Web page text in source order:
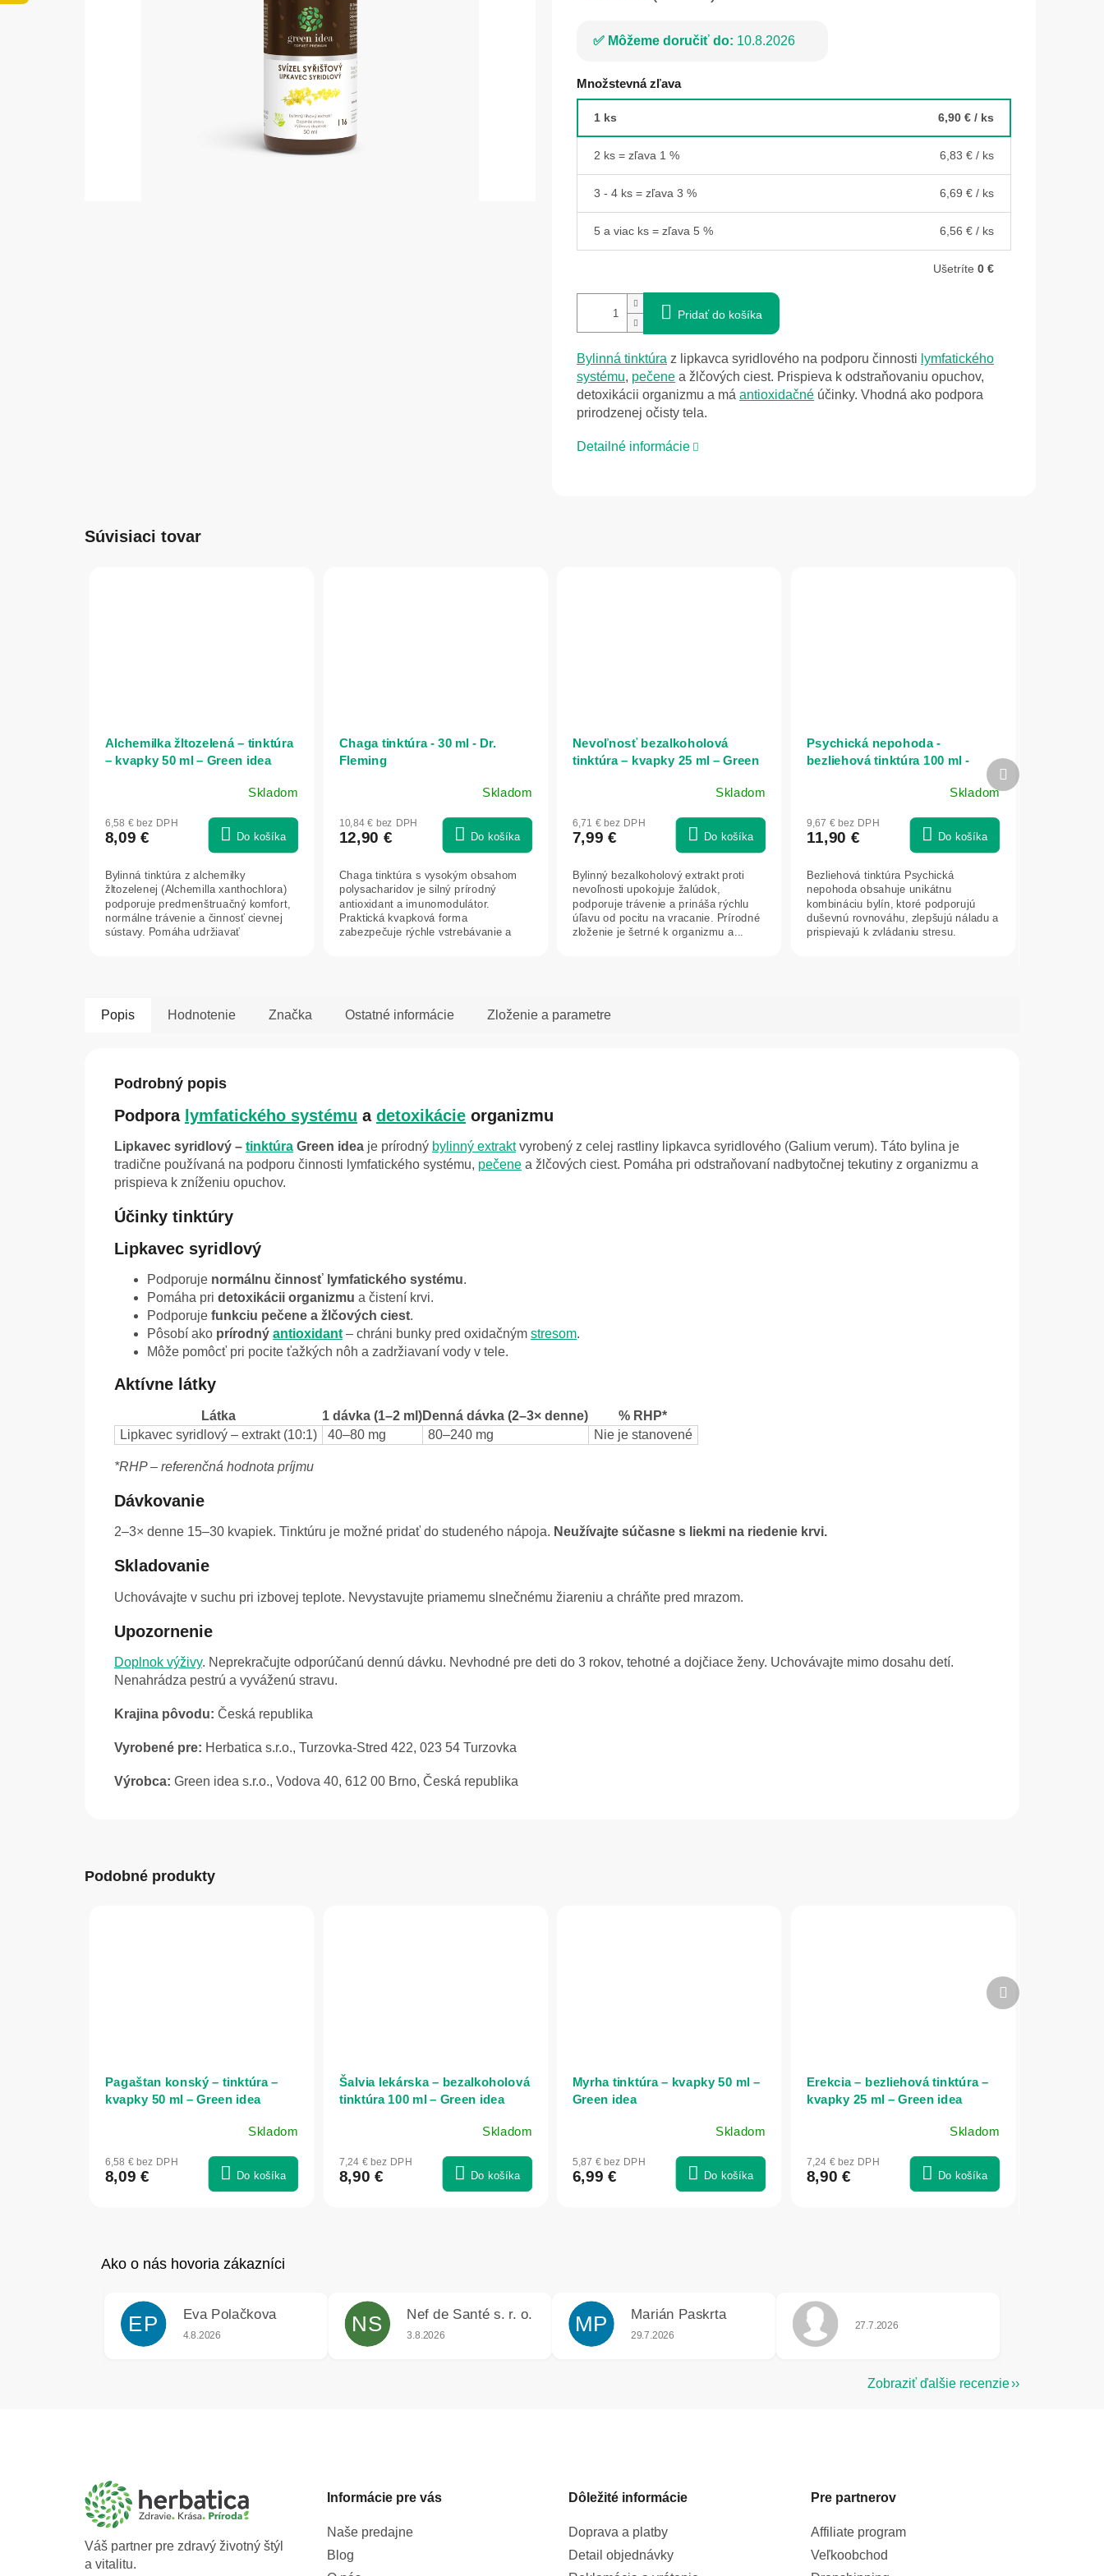
Môžeme doručiť do: 10.8.2026
Množstevná zľava
1 ks 6,90 € / ks
2 ks = zľava 1 % 6,83 € / ks
3 - 4 ks = zľava 3 % 6,69 € / ks
5 a viac ks = zľava 5 % 6,56 € / ks
Ušetríte 0 €
Pridať do košíka
Bylinná tinktúra z lipkavca syridlového na podporu činnosti lymfatického
systému, pečene a žlčových ciest. Prispieva k odstraňovaniu opuchov,
detoxikácii organizmu a má antioxidačné účinky. Vhodná ako podpora
prirodzenej očisty tela.
Detailné informácie
Súvisiaci tovar
Alchemilka žltozelená – tinktúra
– kvapky 50 ml – Green idea
Skladom
6,58 € bez DPH
8,09 € Do košíka
Bylinná tinktúra z alchemilky
žltozelenej (Alchemilla xanthochlora)
podporuje predmenštruačný komfort,
normálne trávenie a činnosť cievnej
sústavy. Pomáha udržiavať
Chaga tinktúra - 30 ml - Dr.
Fleming
Skladom
10,84 € bez DPH
12,90 € Do košíka
Chaga tinktúra s vysokým obsahom
polysacharidov je silný prírodný
antioxidant a imunomodulátor.
Praktická kvapková forma
zabezpečuje rýchle vstrebávanie a
Nevoľnosť bezalkoholová
tinktúra – kvapky 25 ml – Green
Skladom
6,71 € bez DPH
7,99 € Do košíka
Bylinný bezalkoholový extrakt proti
nevoľnosti upokojuje žalúdok,
podporuje trávenie a prináša rýchlu
úľavu od pocitu na vracanie. Prírodné
zloženie je šetrné k organizmu a...
Psychická nepohoda -
bezliehová tinktúra 100 ml -
produktu
z
5
hviezdičiek.
Skladom
9,67 € bez DPH
11,90 € Do košíka
Bezliehová tinktúra Psychická
nepohoda obsahuje unikátnu
kombináciu bylín, ktoré podporujú
duševnú rovnováhu, zlepšujú náladu a
prispievajú k zvládaniu stresu.
Ďalší
produkt
Popis Hodnotenie Značka Ostatné informácie Zloženie a parametre
Podrobný popis
Podpora lymfatického systému a detoxikácie organizmu
Lipkavec syridlový – tinktúra Green idea je prírodný bylinný extraktvyrobený z celej rastliny lipkavca syridlového (Galium verum). Táto bylina je
tradične používaná na podporu činnosti lymfatického systému, pečene a žlčových ciest. Pomáha pri odstraňovaní nadbytočnej tekutiny z organizmu a
prispieva k zníženiu opuchov.
Účinky tinktúry
Lipkavec syridlový
Podporuje normálnu činnosť lymfatického systému.
Pomáha pri detoxikácii organizmu a čistení krvi.
Podporuje funkciu pečene a žlčových ciest.
Pôsobí ako prírodný antioxidant – chráni bunky pred oxidačným stresom.
Môže pomôcť pri pocite ťažkých nôh a zadržiavaní vody v tele.
Aktívne látky
Látka 1 dávka (1–2 ml)Denná dávka (2–3× denne)
% RHP*
Lipkavec syridlový – extrakt (10:1) 40–80 mg 80–240 mg Nie je stanovené
*RHP – referenčná hodnota príjmu
Dávkovanie
2–3× denne 15–30 kvapiek. Tinktúru je možné pridať do studeného nápoja. Neužívajte súčasne s liekmi na riedenie krvi.
Skladovanie
Uchovávajte v suchu pri izbovej teplote. Nevystavujte priamemu slnečnému žiareniu a chráňte pred mrazom.
Upozornenie
Doplnok výživy. Neprekračujte odporúčanú dennú dávku. Nevhodné pre deti do 3 rokov, tehotné a dojčiace ženy. Uchovávajte mimo dosahu detí.
Nenahrádza pestrú a vyváženú stravu.
Krajina pôvodu: Česká republika
Vyrobené pre: Herbatica s.r.o., Turzovka-Stred 422, 023 54 Turzovka
Výrobca: Green idea s.r.o., Vodova 40, 612 00 Brno, Česká republika
Podobné produkty
Pagaštan konský – tinktúra –
kvapky 50 ml – Green idea
Skladom
6,58 € bez DPH
8,09 € Do košíka
Šalvia lekárska – bezalkoholová
tinktúra 100 ml – Green idea
Skladom
7,24 € bez DPH
8,90 € Do košíka
Myrha tinktúra – kvapky 50 ml –
Green idea
Skladom
5,87 € bez DPH
6,99 € Do košíka
Erekcia – bezliehová tinktúra –
kvapky 25 ml – Green idea
Skladom
7,24 € bez DPH
8,90 € Do košíka
Ďalší
produkt
EP Eva Polačkova
Hodnotenie obchodu je 5 z 5 hviezdičiek.
4.8.2026 NS Nef de Santé s. r. o.
Hodnotenie obchodu je 5 z 5 hviezdičiek.
3.8.2026 MP Marián Paskrta
Hodnotenie obchodu je 5 z 5 hviezdičiek.
29.7.2026
Hodnotenie obchodu je 5 z 5 hviezdičiek.
27.7.2026
Zobraziť ďalšie recenzie
Váš partner pre zdravý životný štýl
a vitalitu.
Informácie pre vás
Naše predajne
Blog
Dôležité informácie
Doprava a platby
Detail objednávky
Pre partnerov
Affiliate program
Veľkoobchod